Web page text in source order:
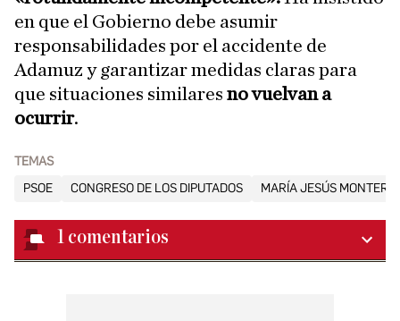
en que el Gobierno debe asumir
responsabilidades por el accidente de
Adamuz y garantizar medidas claras para
que situaciones similares no vuelvan a
ocurrir.
TEMAS
PSOE
CONGRESO DE LOS DIPUTADOS MARÍA JESÚS MONTERO
1 comentarios